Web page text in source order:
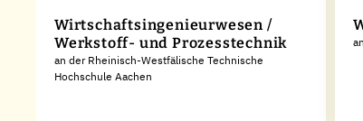
Wirtschaftsingenieurwesen /
Werkstoff- und Prozesstechnik
an der Rheinisch-Westfälische Technische
Hochschule Aachen